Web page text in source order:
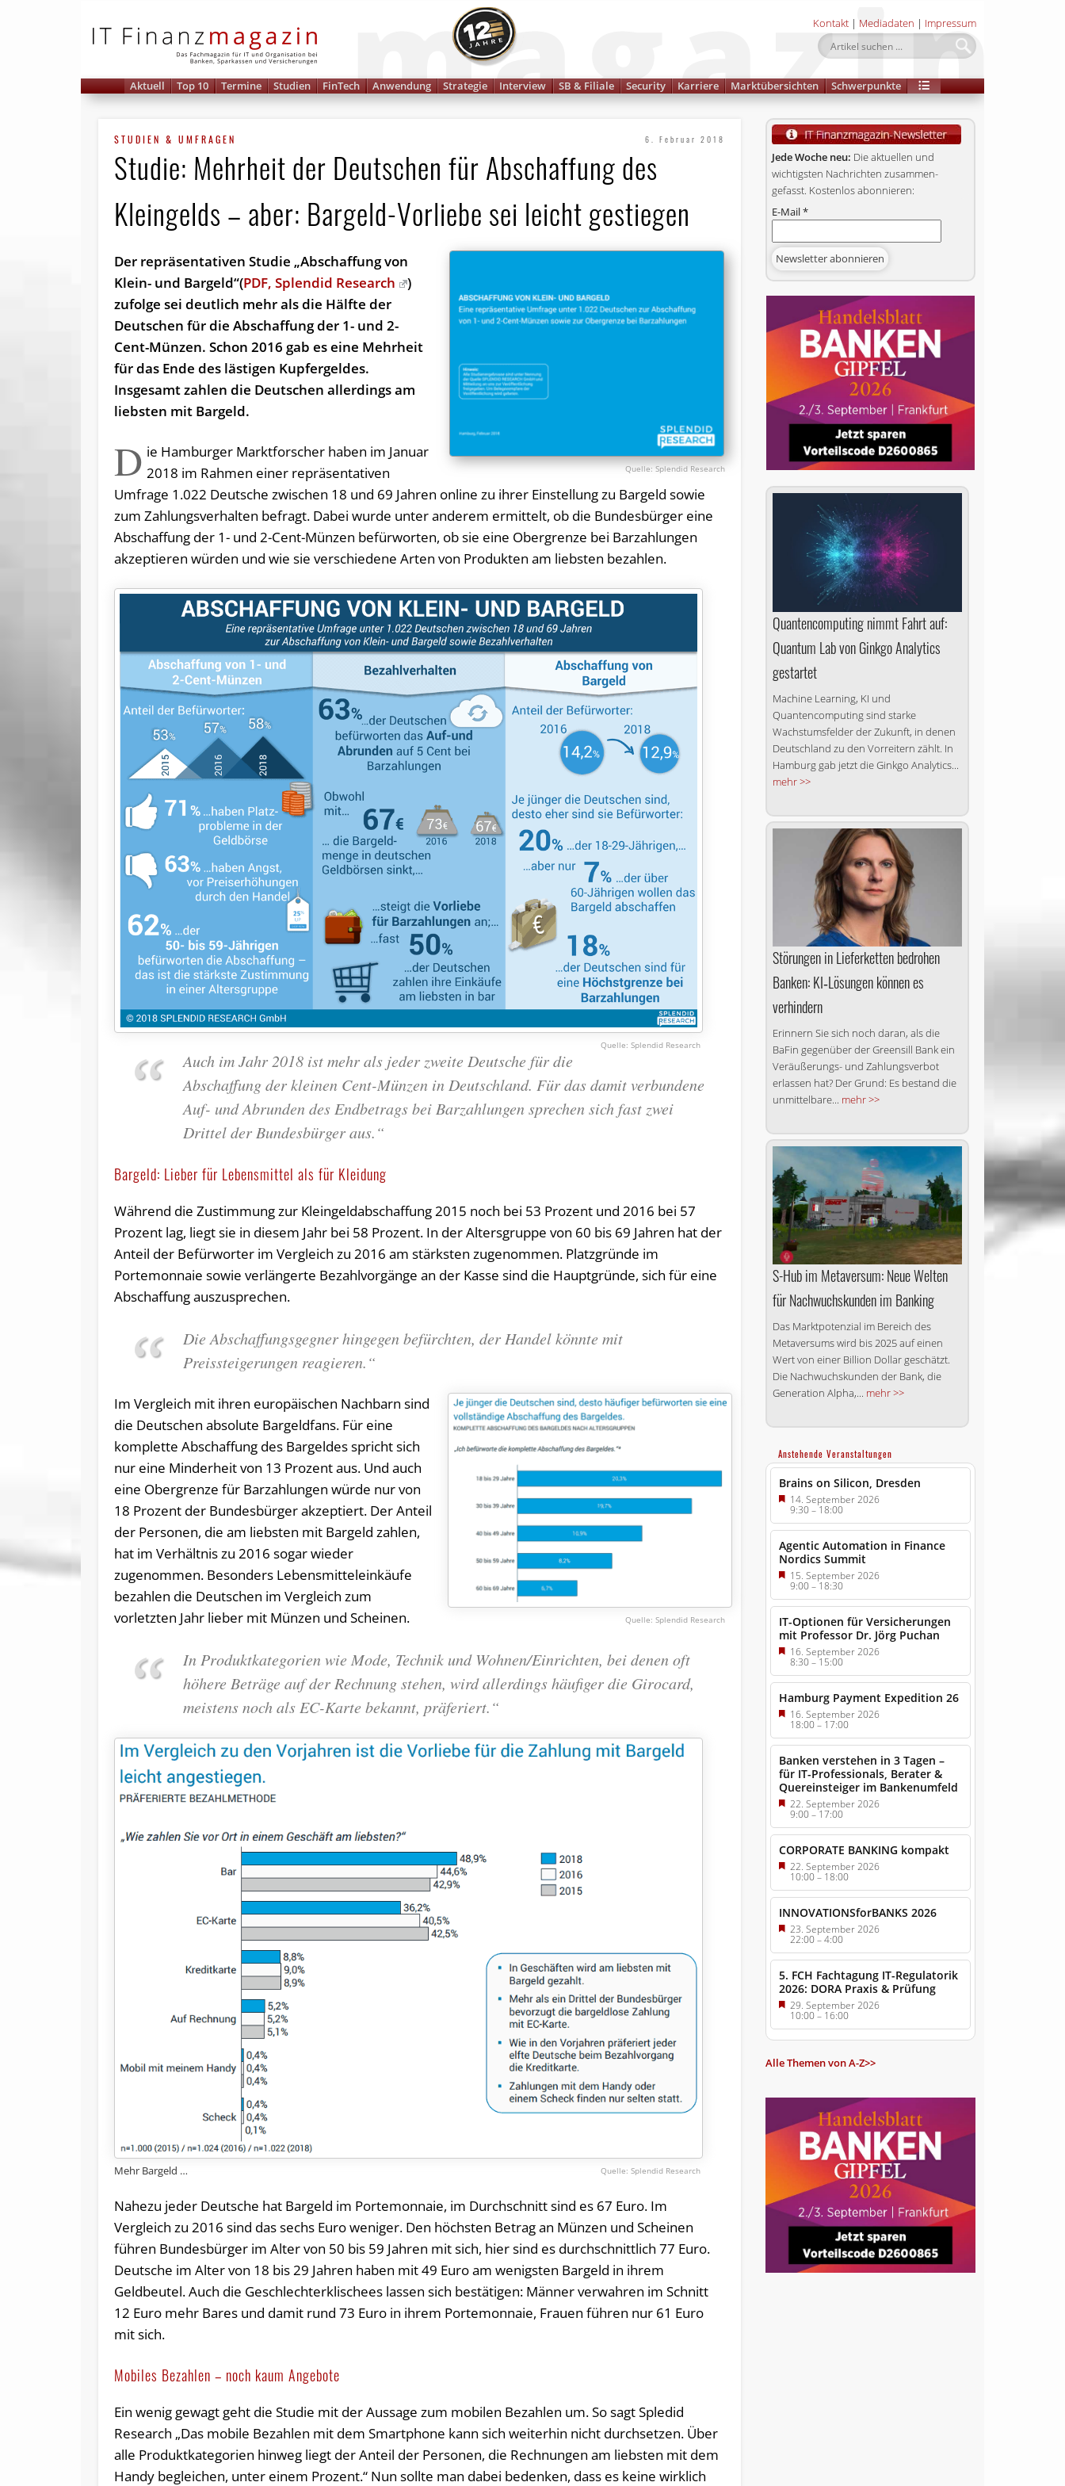
Kontakt | Mediadaten | Impressum
Aktuell Top 10 Termine Studien FinTech Anwendung Strategie Interview SB & Filiale Security Karriere Marktübersichten Schwerpunkte
STUDIEN & UMFRAGEN 6. Februar 2018
Studie: Mehrheit der Deut­schen für Abschaffung des
Kleingelds – aber: Bargeld-Vorliebe sei leicht gestiegen
Splendid Research
Der repräsentativen Studie „Ab­schaf­fung von
Klein- und Bargeld“(PDF, Splendid Research
)
zufolge sei deutlich mehr als die Hälfte der
Deutschen für die Abschaffung der 1- und 2-
Cent-Münzen. Schon 2016 gab es eine Mehrheit
für das Ende des lästigen Kupfergeldes.
Insgesamt zahlen die Deutschen allerdings am
liebsten mit Bargeld.
D ie Hamburger Marktforscher haben im Januar
2018 im Rahmen einer repräsentativen
Umfrage 1.022 Deutsche zwischen 18 und 69 Jahren online zu ihrer Einstellung zu Bargeld sowie
zum Zahlungsverhalten befragt. Dabei wurde unter anderem ermittelt, ob die Bundesbürger eine
Abschaffung der 1- und 2-Cent-Münzen befürworten, ob sie eine Obergrenze bei Barzahlungen
akzeptieren würden und wie sie verschiedene Arten von Produkten am liebsten bezahlen.
Splendid Research
Auch im Jahr 2018 ist mehr als jeder zweite Deutsche für die
Abschaffung der kleinen Cent-Münzen in Deutschland. Für das damit verbundene
Auf- und Abrunden des Endbetrags bei Barzahlungen sprechen sich fast zwei
Drittel der Bundesbürger aus.“
Bargeld: Lieber für Lebensmittel als für Kleidung
Während die Zustimmung zur Kleingeldabschaffung 2015 noch bei 53 Prozent und 2016 bei 57
Prozent lag, liegt sie in diesem Jahr bei 58 Prozent. In der Altersgruppe von 60 bis 69 Jahren hat der
Anteil der Befürworter im Vergleich zu 2016 am stärksten zugenommen. Platzgründe im
Portemonnaie sowie verlängerte Bezahlvorgänge an der Kasse sind die Hauptgründe, sich für eine
Abschaffung auszusprechen.
Die Abschaffungsgegner hingegen befürchten, der Handel könnte mit
Preissteigerungen reagieren.“
Splendid Research
Im Vergleich mit ihren europäischen Nachbarn sind
die Deutschen absolute Bargeldfans. Für eine
komplette Abschaffung des Bargeldes spricht sich
nur eine Minderheit von 13 Prozent aus. Und auch
eine Obergrenze für Barzahlungen würde nur von
18 Prozent der Bundesbürger akzeptiert. Der Anteil
der Personen, die am liebsten mit Bargeld zahlen,
hat im Verhältnis zu 2016 sogar wieder
zugenommen. Besonders Lebensmitteleinkäufe
bezahlen die Deutschen im Vergleich zum
vorletzten Jahr lieber mit Münzen und Scheinen.
In Produktkategorien wie Mode, Technik und Wohnen/Einrichten, bei denen oft
höhere Beträge auf der Rechnung stehen, wird allerdings häufiger die Girocard,
meistens noch als EC-Karte bekannt, präferiert.“
Mehr Bargeld … Splendid Research
Nahezu jeder Deutsche hat Bargeld im Portemonnaie, im Durchschnitt sind es 67 Euro. Im
Vergleich zu 2016 sind das sechs Euro weniger. Den höchsten Betrag an Münzen und Scheinen
führen Bundesbürger im Alter von 50 bis 59 Jahren mit sich, hier sind es durchschnittlich 77 Euro.
Deutsche im Alter von 18 bis 29 Jahren haben mit 49 Euro am wenigsten Bargeld in ihrem
Geldbeutel. Auch die Geschlechterklischees lassen sich bestätigen: Männer verwahren im Schnitt
12 Euro mehr Bares und damit rund 73 Euro in ihrem Portemonnaie, Frauen führen nur 61 Euro
mit sich.
Mobiles Bezahlen – noch kaum Angebote
Ein wenig gewagt geht die Studie mit der Aussage zum mobilen Bezahlen um. So sagt Spledid
Research „Das mobile Bezahlen mit dem Smartphone kann sich weiterhin nicht durchsetzen. Über
alle Produktkategorien hinweg liegt der Anteil der Personen, die Rechnungen am liebsten mit dem
Handy begleichen, unter einem Prozent.“ Nun sollte man dabei bedenken, dass es keine wirklich
Jede Woche neu: Die aktuellen und
wichtigsten Nachrichten zusammen­
gefasst. Kostenlos abonnieren:
E-Mail*
Quantencomputing nimmt Fahrt auf:
Quantum Lab von Ginkgo Analytics
gestartet
Machine Learning, KI und
Quantencomputing sind starke
Wachstumsfelder der Zukunft, in denen
Deutschland zu den Vorreitern zählt. In
Hamburg gab jetzt die Ginkgo Analytics...
mehr >>
Störungen in Lieferketten bedrohen
Banken: KI‑Lösungen können es
verhindern
Erinnern Sie sich noch daran, als die
BaFin gegenüber der Greensill Bank ein
Veräußerungs- und Zahlungsverbot
erlassen hat? Der Grund: Es bestand die
unmittelbare... mehr >>
S-Hub im Metaversum: Neue Welten
für Nachwuchskunden im Banking
Das Marktpotenzial im Bereich des
Metaversums wird bis 2025 auf einen
Wert von einer Billion Dollar geschätzt.
Die Nachwuchskunden der Bank, die
Generation Alpha,... mehr >>
Anstehende Veranstaltungen
Brains on Silicon, Dresden
14. September 2026
9:30–18:00
Agentic Automation in Finance
Nordics Summit
15. September 2026
9:00–18:30
IT-Optionen für Versicherungen
mit Professor Dr. Jörg Puchan
16. September 2026
8:30–15:00
Hamburg Payment Expedition 26
16. September 2026
18:00– 17:00
Banken verstehen in 3 Tagen –
für IT-Professionals, Berater &
Quereinsteiger im Bankenumfeld
22. September 2026
9:00–17:00
CORPORATE BANKING kompakt
22. September 2026
10:00– 18:00
INNOVATIONSforBANKS 2026
23. September 2026
22:00–4:00
5. FCH Fachtagung IT-Regulatorik
2026: DORA Praxis & Prüfung
29. September 2026
10:00– 16:00
Alle Themen von A-Z>>